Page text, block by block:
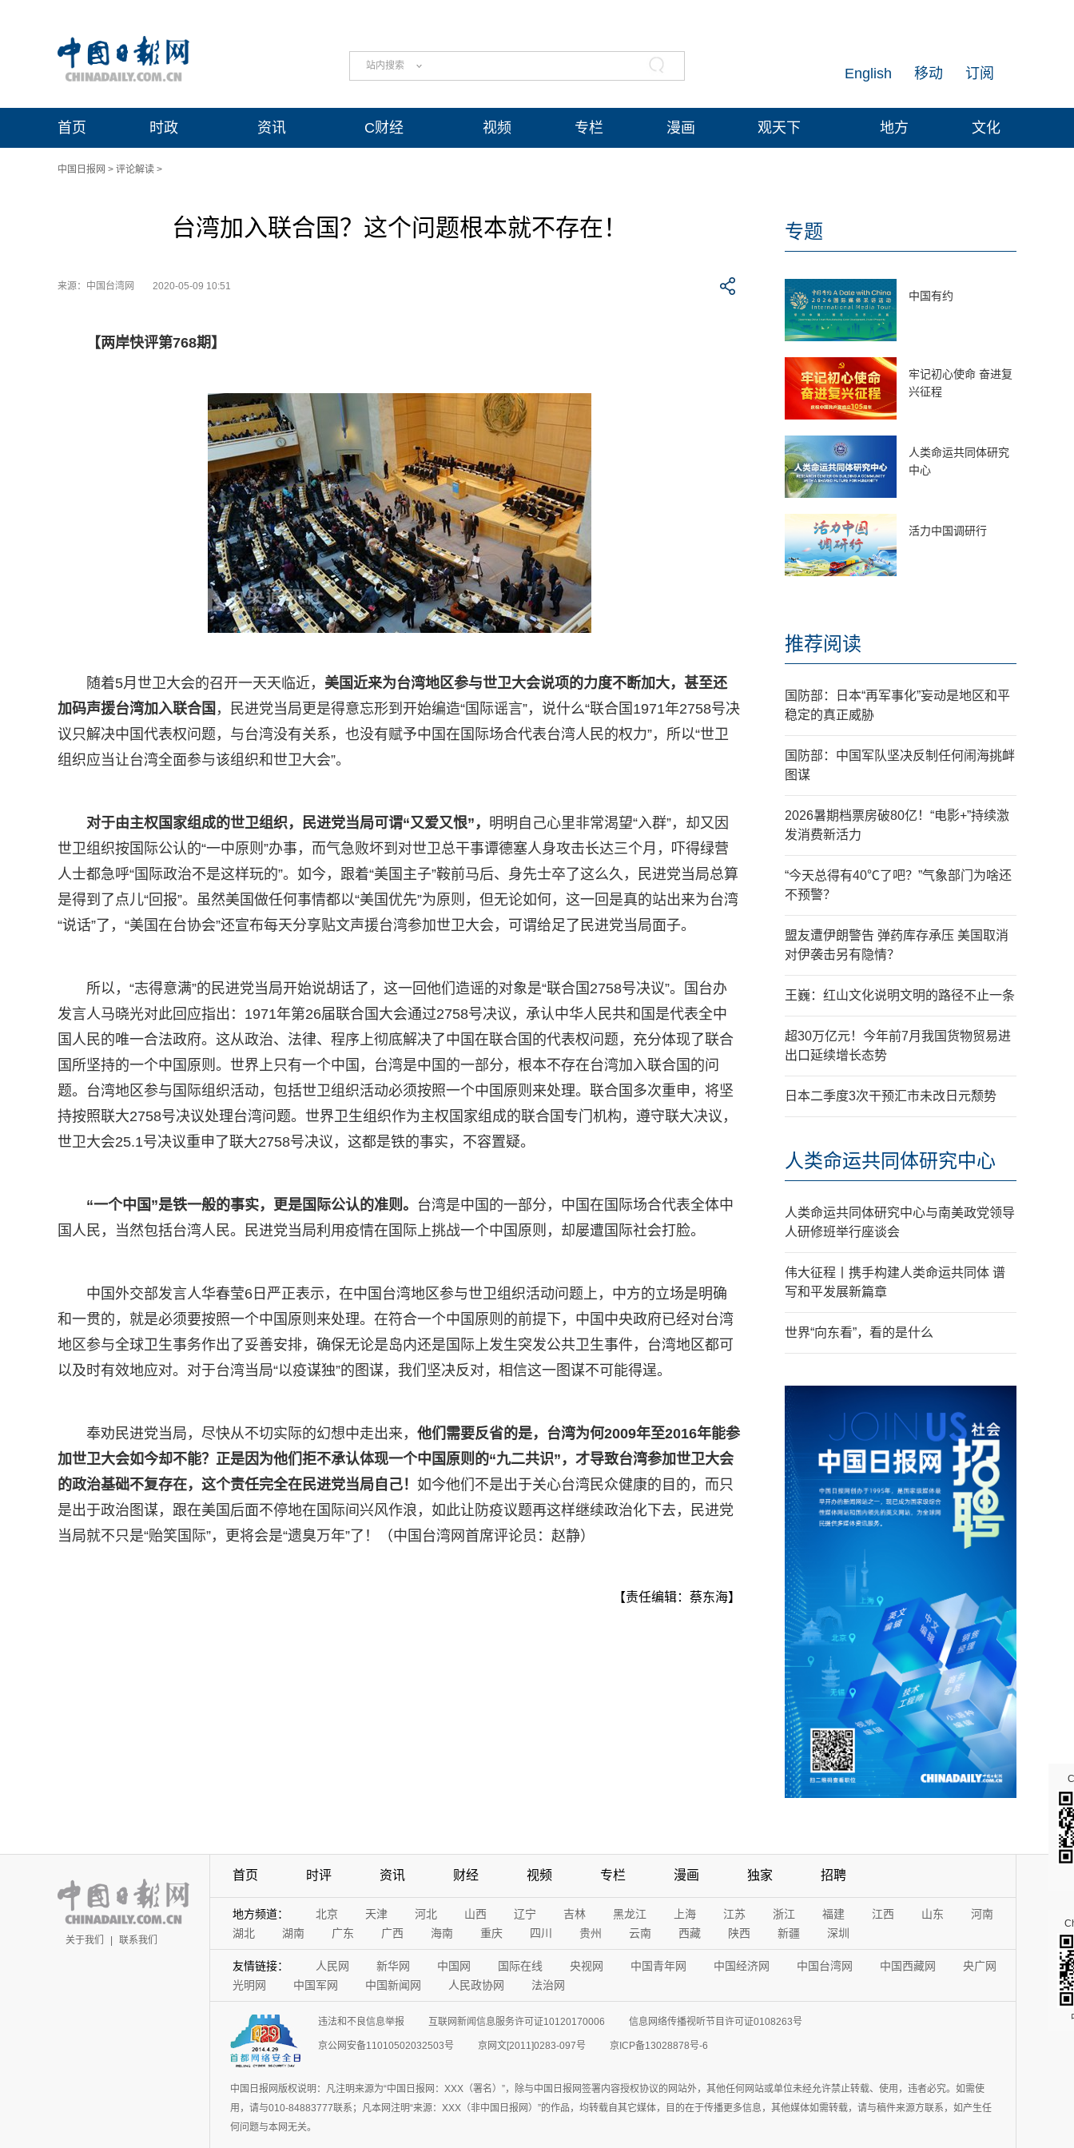
站内搜索 订阅
移动
English
首页 时政 资讯 C财经 视频 专栏 漫画 观天下 地方 文化
中国日报网 > 评论解读 >
台湾加入联合国？这个问题根本就不存在！
来源：中国台湾网 2020-05-09 10:51
【两岸快评第768期】
随着5月世卫大会的召开一天天临近， 美国近来为台湾地区参与世卫大会说项的力度不断加大，甚至还
加码声援台湾加入联合国 ，民进党当局更是得意忘形到开始编造“国际谣言”，说什么“联合国1971年2758号决
议只解决中国代表权问题，与台湾没有关系，也没有赋予中国在国际场合代表台湾人民的权力”，所以“世卫
组织应当让台湾全面参与该组织和世卫大会”。
对于由主权国家组成的世卫组织，民进党当局可谓“又爱又恨”， 明明自己心里非常渴望“入群”，却又因
世卫组织按国际公认的“一中原则”办事，而气急败坏到对世卫总干事谭德塞人身攻击长达三个月，吓得绿营
人士都急呼“国际政治不是这样玩的”。如今，跟着“美国主子”鞍前马后、身先士卒了这么久，民进党当局总算
是得到了点儿“回报”。虽然美国做任何事情都以“美国优先”为原则，但无论如何，这一回是真的站出来为台湾
“说话”了，“美国在台协会”还宣布每天分享贴文声援台湾参加世卫大会，可谓给足了民进党当局面子。
所以，“志得意满”的民进党当局开始说胡话了，这一回他们造谣的对象是“联合国2758号决议”。国台办
发言人马晓光对此回应指出：1971年第26届联合国大会通过2758号决议，承认中华人民共和国是代表全中
国人民的唯一合法政府。这从政治、法律、程序上彻底解决了中国在联合国的代表权问题，充分体现了联合
国所坚持的一个中国原则。世界上只有一个中国，台湾是中国的一部分，根本不存在台湾加入联合国的问
题。台湾地区参与国际组织活动，包括世卫组织活动必须按照一个中国原则来处理。联合国多次重申，将坚
持按照联大2758号决议处理台湾问题。世界卫生组织作为主权国家组成的联合国专门机构，遵守联大决议，
世卫大会25.1号决议重申了联大2758号决议，这都是铁的事实，不容置疑。
“一个中国”是铁一般的事实，更是国际公认的准则。 台湾是中国的一部分，中国在国际场合代表全体中
国人民，当然包括台湾人民。民进党当局利用疫情在国际上挑战一个中国原则，却屡遭国际社会打脸。
中国外交部发言人华春莹6日严正表示，在中国台湾地区参与世卫组织活动问题上，中方的立场是明确
和一贯的，就是必须要按照一个中国原则来处理。在符合一个中国原则的前提下，中国中央政府已经对台湾
地区参与全球卫生事务作出了妥善安排，确保无论是岛内还是国际上发生突发公共卫生事件，台湾地区都可
以及时有效地应对。对于台湾当局“以疫谋独”的图谋，我们坚决反对，相信这一图谋不可能得逞。
奉劝民进党当局，尽快从不切实际的幻想中走出来， 他们需要反省的是，台湾为何2009年至2016年能参
加世卫大会如今却不能？正是因为他们拒不承认体现一个中国原则的“九二共识”，才导致台湾参加世卫大会
的政治基础不复存在，这个责任完全在民进党当局自己！ 如今他们不是出于关心台湾民众健康的目的，而只
是出于政治图谋，跟在美国后面不停地在国际间兴风作浪，如此让防疫议题再这样继续政治化下去，民进党
当局就不只是“贻笑国际”，更将会是“遗臭万年”了！（中国台湾网首席评论员：赵静）
【责任编辑：蔡东海】
专题
中国有约
牢记初心使命 奋进复
兴征程
人类命运共同体研究
中心
活力中国调研行
推荐阅读
国防部：日本“再军事化”妄动是地区和平
稳定的真正威胁
国防部：中国军队坚决反制任何闹海挑衅
图谋
2026暑期档票房破80亿！“电影+”持续激
发消费新活力
“今天总得有40℃了吧？”气象部门为啥还
不预警？
盟友遭伊朗警告 弹药库存承压 美国取消
对伊袭击另有隐情？
王巍：红山文化说明文明的路径不止一条
超30万亿元！今年前7月我国货物贸易进
出口延续增长态势
日本二季度3次干预汇市未改日元颓势
人类命运共同体研究中心
人类命运共同体研究中心与南美政党领导
人研修班举行座谈会
伟大征程丨携手构建人类命运共同体 谱
写和平发展新篇章
世界“向东看”，看的是什么
关于我们 | 联系我们
首页 时评 资讯 财经 视频 专栏 漫画 独家 招聘
地方频道： 北京 天津 河北 山西 辽宁 吉林 黑龙江 上海 江苏 浙江 福建 江西 山东
河南
湖北
湖南 广东 广西 海南 重庆 四川 贵州 云南 西藏 陕西 新疆 深圳
友情链接： 人民网 新华网 中国网 国际在线 央视网 中国青年网 中国经济网 中国台湾网 中国西藏网
央广网
光明网
中国军网 中国新闻网 人民政协网 法治网
违法和不良信息举报 互联网新闻信息服务许可证10120170006 信息网络传播视听节目许可证0108263号
京公网安备11010502032503号 京网文[2011]0283-097号 京ICP备13028878号-6
中国日报网版权说明：凡注明来源为“中国日报网：XXX（署名）”，除与中国日报网签署内容授权协议的网站外，其他任何网站或单位未经允许禁止转载、使用，违者必究。如需使
用，请与010-84883777联系；凡本网注明“来源：XXX（非中国日报网）”的作品，均转载自其它媒体，目的在于传播更多信息，其他媒体如需转载，请与稿件来源方联系，如产生任
何问题与本网无关。